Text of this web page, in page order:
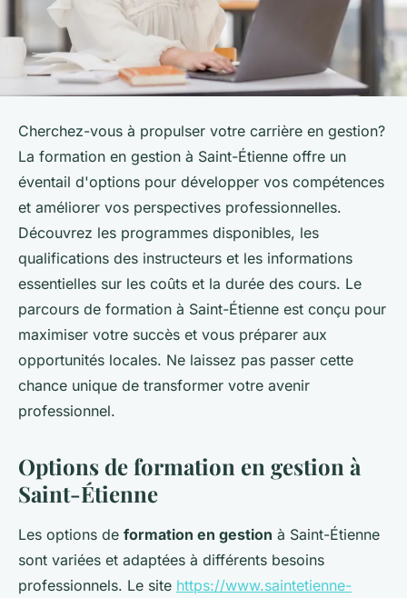
Cherchez-vous à propulser votre carrière en gestion?
La formation en gestion à Saint-Étienne offre un
éventail d'options pour développer vos compétences
et améliorer vos perspectives professionnelles.
Découvrez les programmes disponibles, les
qualifications des instructeurs et les informations
essentielles sur les coûts et la durée des cours. Le
parcours de formation à Saint-Étienne est conçu pour
maximiser votre succès et vous préparer aux
opportunités locales. Ne laissez pas passer cette
chance unique de transformer votre avenir
professionnel.
Options de formation en gestion à
Saint-Étienne
Les options de formation en gestion à Saint-Étienne
sont variées et adaptées à différents besoins
professionnels. Le site https://www.saintetienne-